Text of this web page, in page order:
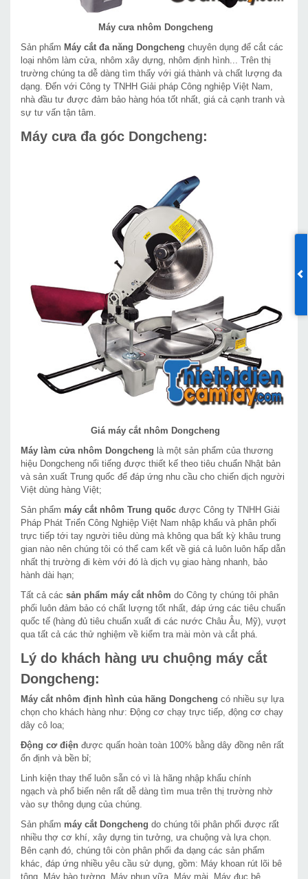
Máy cưa nhôm Dongcheng
Sản phẩm Máy cắt đa năng Dongcheng chuyên dụng để cắt các
loại nhôm làm cửa, nhôm xây dựng, nhôm định hình... Trên thị
trường chúng ta dễ dàng tìm thấy với giá thành và chất lượng đa
dạng. Đến với Công ty TNHH Giải pháp Công nghiệp Việt Nam,
nhà đầu tư được đảm bảo hàng hóa tốt nhất, giá cả cạnh tranh và
sự tư vấn tận tâm.
Máy cưa đa góc Dongcheng:
Giá máy cắt nhôm Dongcheng
Máy làm cửa nhôm Dongcheng là một sản phẩm của thương
hiệu Dongcheng nổi tiếng được thiết kế theo tiêu chuẩn Nhật bản
và sản xuất Trung quốc để đáp ứng nhu cầu cho chiến dịch người
Việt dùng hàng Việt;
Sản phẩm máy cắt nhôm Trung quốc được Công ty TNHH Giải
Pháp Phát Triển Công Nghiệp Việt Nam nhập khẩu và phân phối
trực tiếp tới tay người tiêu dùng mà không qua bất kỳ khâu trung
gian nào nên chúng tôi có thể cam kết về giá cả luôn luôn hấp dẫn
nhất thị trường đi kèm với đó là dịch vụ giao hàng nhanh, bảo
hành dài hạn;
Tất cả các sản phẩm máy cắt nhôm do Công ty chúng tôi phân
phối luôn đảm bảo có chất lượng tốt nhất, đáp ứng các tiêu chuẩn
quốc tế (hàng đủ tiêu chuẩn xuất đi các nước Châu Âu, Mỹ), vượt
qua tất cả các thử nghiệm về kiểm tra mài mòn và cắt phá.
Lý do khách hàng ưu chuộng máy cắt
Dongcheng:
Máy cắt nhôm định hình của hãng Dongcheng có nhiều sự lựa
chọn cho khách hàng như: Động cơ chạy trực tiếp, động cơ chạy
dây cô loa;
Động cơ điện được quấn hoàn toàn 100% bằng dây đồng nên rất
ổn định và bền bỉ;
Linh kiện thay thế luôn sẵn có vì là hãng nhập khẩu chính
ngạch và phổ biến nên rất dễ dàng tìm mua trên thị trường nhờ
vào sự thông dụng của chúng.
Sản phẩm máy cắt Dongcheng do chúng tôi phân phối được rất
nhiều thợ cơ khí, xây dựng tin tưởng, ưa chuộng và lựa chọn.
Bên cạnh đó, chúng tôi còn phân phối đa dạng các sản phẩm
khác, đáp ứng nhiều yêu cầu sử dụng, gồm: Máy khoan rút lõi bê
tông, Máy bào tường, Máy phun vữa, Máy mài, Máy đục bê